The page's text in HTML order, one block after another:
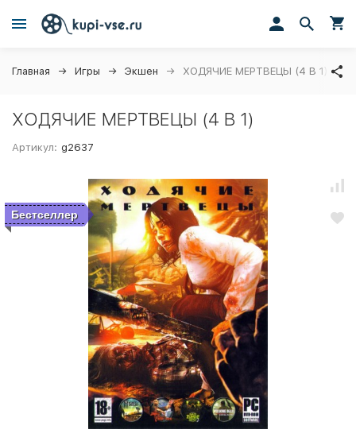
Главная Игры Экшен ХОДЯЧИЕ МЕРТВЕЦЫ (4 В 1)
ХОДЯЧИЕ МЕРТВЕЦЫ (4 В 1)
Артикул: g2637
Бестселлер